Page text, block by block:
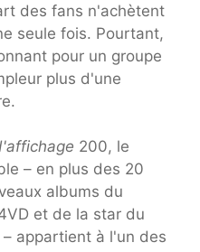
des fans n'achètent
seule fois. Pourtant,
pour un groupe
plus d'une
200, le
– en plus des 20
albums du
et de la star du
appartient à l'un des